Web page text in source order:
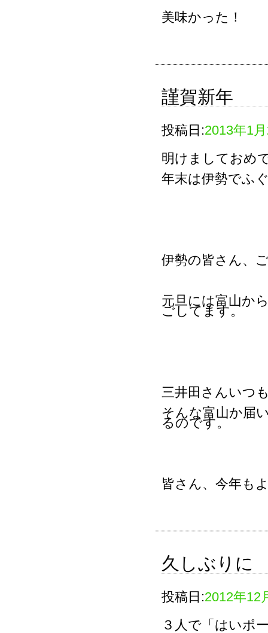
美味かった！
謹賀新年
投稿日:2013年1
明けましておめ
年末は伊勢でふ
伊勢の皆さん、
元旦には富山か
ごしてます。
三井田さんいつ
そんな富山か届
るのです。
皆さん、今年も
久しぶりに
投稿日:2012年12
３人で「はいポ